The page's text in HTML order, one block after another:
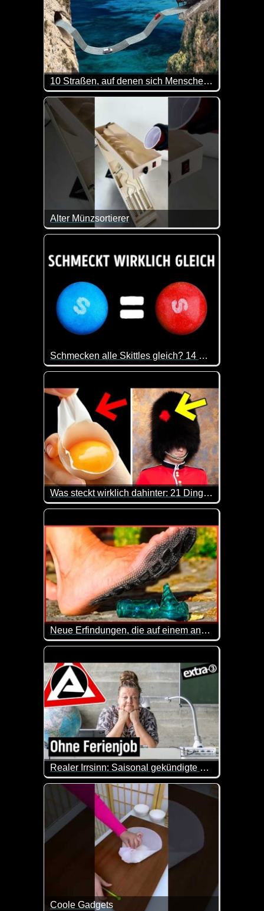
10 Straßen, auf denen sich Menschen in Luft auflösen
Okay, diese Straßen werde ich lieber nicht
Alter Münzsortierer
Das Teil ist doch klasse!
Schmecken alle Skittles gleich? 14 Mythen und Fakten über Süßigkeiten
Es ist doch immer wieder spannend, was man so
Was steckt wirklich dahinter: 21 Dinge mit verblüffendem Hintergrund
Hier kannst du mal wieder was lernen. Immer
Neue Erfindungen, die auf einem anderen Level sind - Teil 5
Gleich die erste Erfindung mit der im Auto
Realer Irrsinn: Saisonal gekündigte Lehrer*innen - extra 3
Wir haben zu wenig Lehrerinnen und Lehrer.
Coole Gadgets